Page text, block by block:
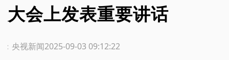
大会上发表重要讲话
2025-09-03 09:12:22
：央视新闻